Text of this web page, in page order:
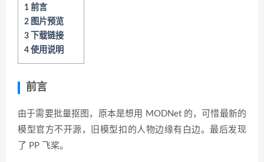
1 前言
2 图片预览
3 下载链接
4 使用说明
前言
由于需要批量抠图，原本是想用 MODNet 的，可惜最新的
模型官方不开源，旧模型扣的人物边缘有白边。最后发现
了 PP 飞桨。